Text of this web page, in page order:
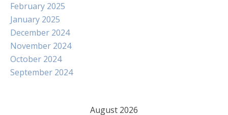
February 2025
January 2025
December 2024
November 2024
October 2024
September 2024
August 2026